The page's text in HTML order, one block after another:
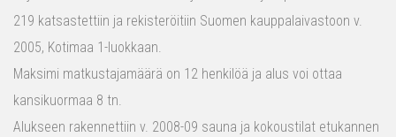
219 katsastettiin ja rekisteröitiin Suomen kauppalaivastoon v.
2005, Kotimaa 1-luokkaan.
Maksimi matkustajamäärä on 12 henkilöä ja alus voi ottaa
kansikuormaa 8 tn.
Alukseen rakennettiin v. 2008-09 sauna ja kokoustilat etukannen